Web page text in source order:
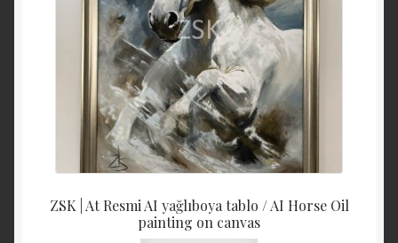
ZSK | At Resmi AI yağlıboya tablo / AI Horse Oil
painting on canvas